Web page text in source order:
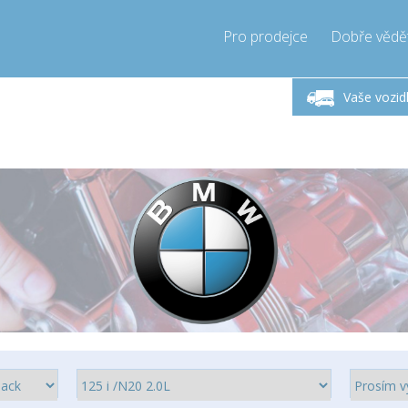
Pro prodejce Dobře
Vaše
Pátek 9-17h
Zavolejte teď!
+421905357897